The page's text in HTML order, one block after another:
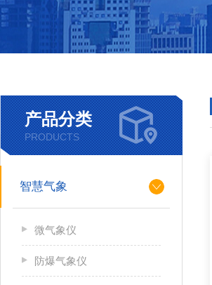
产品分类
PRODUCTS
智慧气象
微气象仪
防爆气象仪